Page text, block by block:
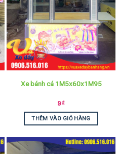
Xe bánh cá 1M5x60x1M95
9₫
THÊM VÀO GIỎ HÀNG